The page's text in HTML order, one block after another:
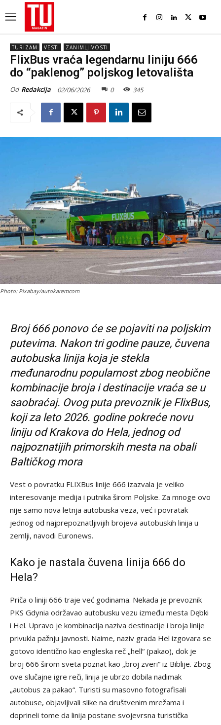
TURIZAM VESTI ZANIMLJIVOSTI
FlixBus vraća legendarnu liniju 666
do “paklenog” poljskog letovališta
Od Redakcija 02/06/2026 0 345
Photo: Pixabay/autokaremcom
Broj 666 ponovo će se pojaviti na poljskim
putevima. Nakon tri godine pauze, čuvena
autobuska linija koja je stekla
međunarodnu popularnost zbog neobične
kombinacije broja i destinacije vraća se u
saobraćaj. Ovog puta prevoznik je FlixBus,
koji za leto 2026. godine pokreće novu
liniju od Krakova do Hela, jednog od
najpoznatijih primorskih mesta na obali
Baltičkog mora
Vest o povratku FLIXBus linije 666 izazvala je veliko
interesovanje medija i putnika širom Poljske. Za mnoge ovo
nije samo nova letnja autobuska veza, već i povratak
jednog od najprepoznatljivijih brojeva autobuskih linija u
zemlji, navodi Euronews.
Kako je nastala čuvena linija 666 do
Hela?
Priča o liniji 666 traje već godinama. Nekada je prevoznik
PKS Gdynia održavao autobusku vezu između mesta Dębki
i Hel. Upravo je kombinacija naziva destinacije i broja linije
privukla pažnju javnosti. Naime, naziv grada Hel izgovara se
gotovo identično kao engleska reč „hell“ (pakao), dok je
broj 666 širom sveta poznat kao „broj zveri“ iz Biblije. Zbog
ove slučajne igre reči, linija je ubrzo dobila nadimak
„autobus za pakao“. Turisti su masovno fotografisali
autobuse, objavljivali slike na društvenim mrežama i
doprineli tome da linija postane svojevrsna turistička